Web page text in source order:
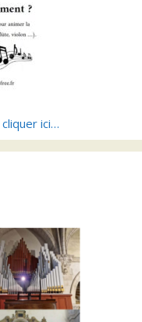
cliquer ici…